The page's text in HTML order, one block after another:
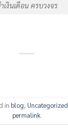
เงินเดือน ครบวงจร
in blog, Uncategorized
permalink.